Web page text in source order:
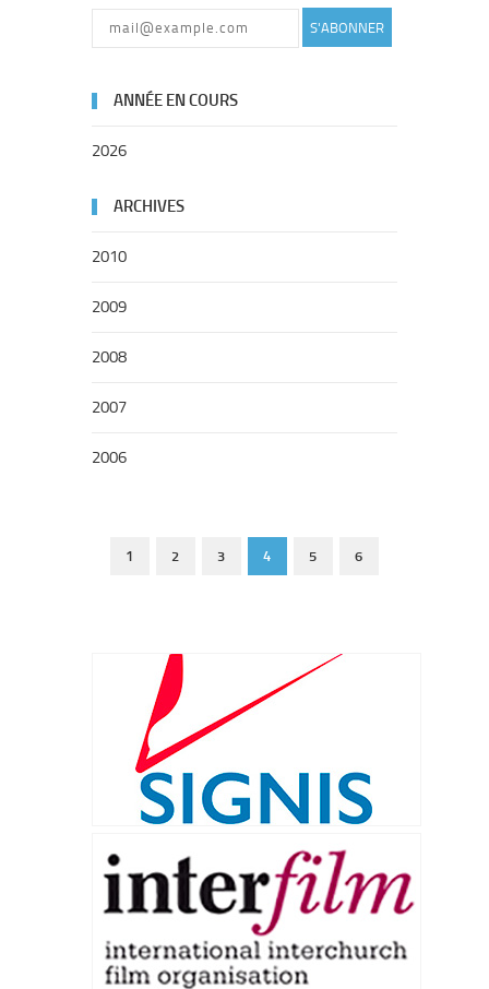
S'ABONNER
ANNÉE EN COURS
2026
ARCHIVES
2010
2009
2008
2007
2006
1 2 3 4 5 6